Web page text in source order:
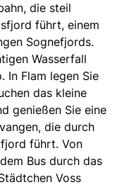
die steil
führt, einem
Sognefjords.
Wasserfall
In Flam legen Sie
das kleine
genießen Sie eine
die durch
führt. Von
Bus durch das
Voss